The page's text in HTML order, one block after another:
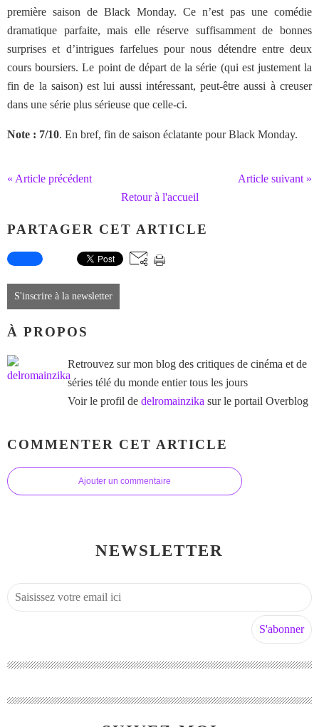
première saison de Black Monday. Ce n’est pas une comédie
dramatique parfaite, mais elle réserve suffisamment de bonnes
surprises et d’intrigues farfelues pour nous détendre entre deux
cours boursiers. Le point de départ de la série (qui est justement la
fin de la saison) est lui aussi intéressant, peut-être aussi à creuser
dans une série plus sérieuse que celle-ci.
Note : 7/10. En bref, fin de saison éclatante pour Black Monday.
« Article précédent
Article suivant »
Retour à l'accueil
PARTAGER CET ARTICLE
S'inscrire à la newsletter
À PROPOS
Retrouvez sur mon blog des critiques de cinéma et de
séries télé du monde entier tous les jours
Voir le profil de delromainzika sur le portail Overblog
COMMENTER CET ARTICLE
Ajouter un commentaire
NEWSLETTER